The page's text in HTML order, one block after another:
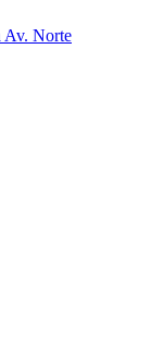
Av. Norte